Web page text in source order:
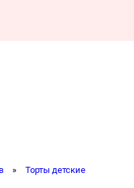
»
Торты детские